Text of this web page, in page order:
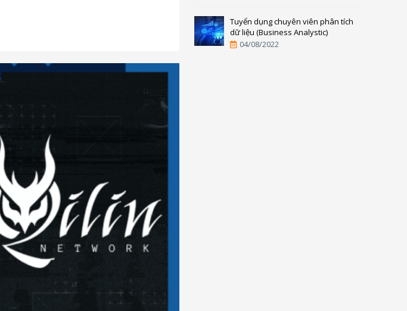
Tuyển dụng chuyên viên phân tích
dữ liệu (Business Analystic)
04/08/2022